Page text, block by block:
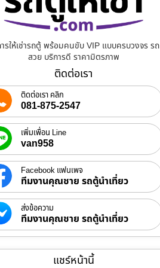
รให้เช่ารถตู้ พร้อมคนขับ VIP แบบครบวงจร รถ
สวย บริการดี ราคามิตรภาพ
ติดต่อเรา
ติดต่อเรา คลิก
081-875-2547
เพิ่มเพื่อน Line
van958
Facebook แฟนเพจ
ทีมงานคุณชาย รถตู้นำเที่ยว
ส่งข้อความ
ทีมงานคุณชาย รถตู้นำเที่ยว
แชร์หน้านี้